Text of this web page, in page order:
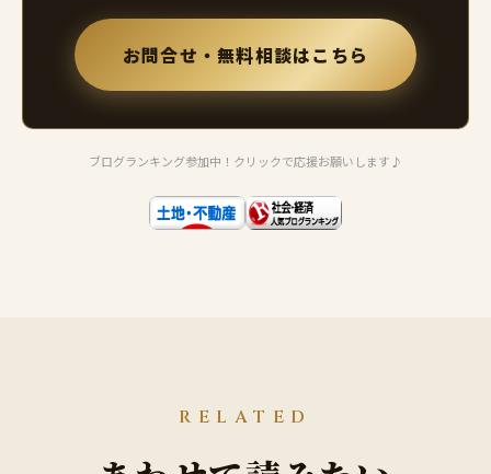
お問合せ・無料相談はこちら
ブログランキング参加中！クリックで応援お願いします♪
RELATED